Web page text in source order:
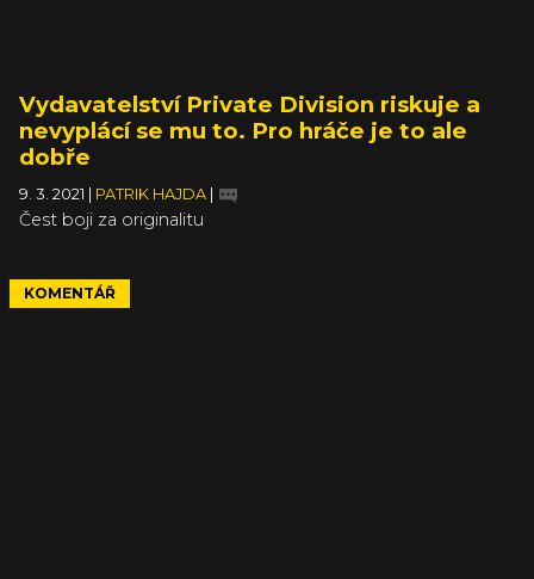
Vydavatelství Private Division riskuje a
nevyplácí se mu to. Pro hráče je to ale
dobře
9. 3. 2021 PATRIK HAJDA
Čest boji za originalitu
KOMENTÁŘ